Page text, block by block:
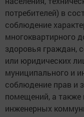
потребителей) в
соблюдение
многоквартирного
здоровья граждан,
или юридических
муниципального и
соблюдение прав и
помещений, а также
инженерных